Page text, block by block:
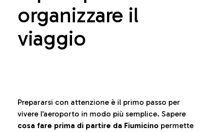
organizzare il
viaggio
Prepararsi con attenzione è il primo passo per
vivere l’aeroporto in modo più semplice. Sapere
cosa fare prima di partire da Fiumicino permette